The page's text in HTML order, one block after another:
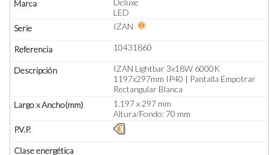
LED
IZAN
10431860
IZAN Lightbar 3x18W 6000K
1197x297mm IP40 | Pantalla Empotrar
Rectangular Blanca
1.197 x 297 mm
Altura/Fondo: 70 mm